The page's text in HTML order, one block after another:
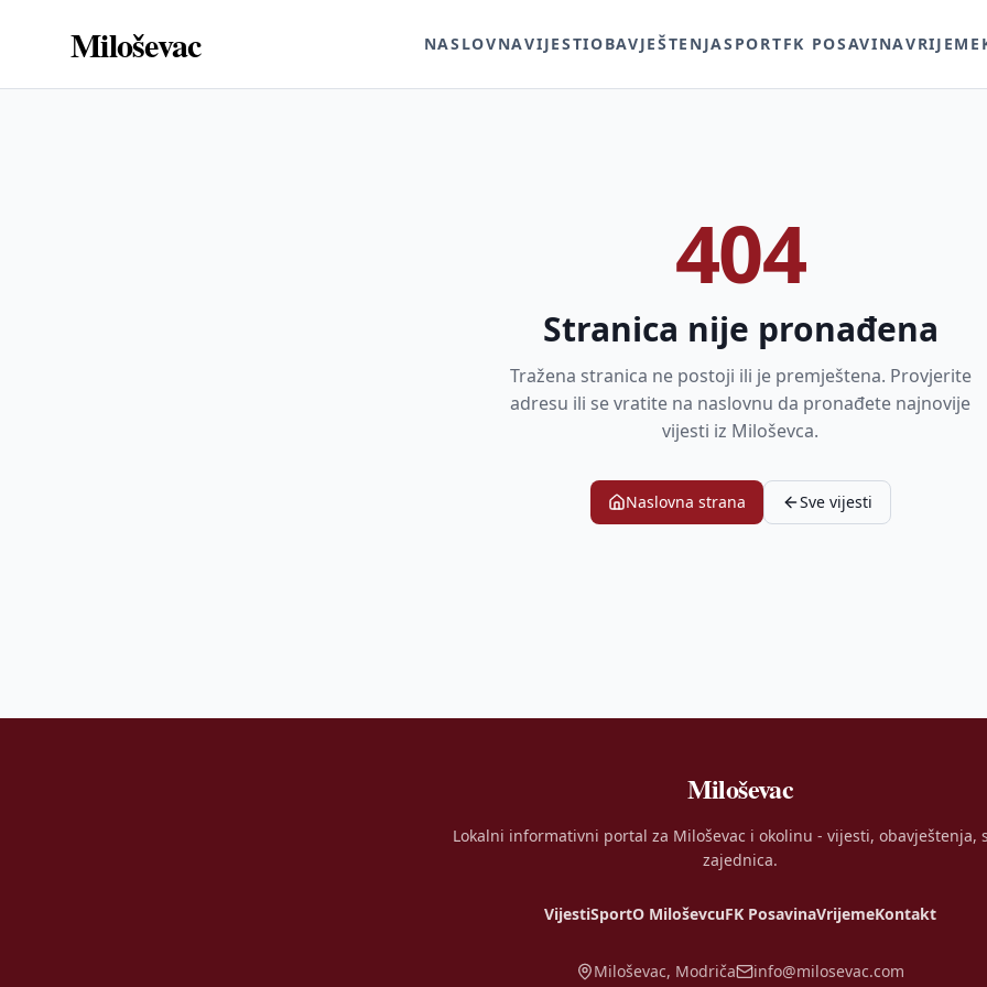
Miloševac NASLOVNAVIJESTIOBAVJEŠTENJASPORTFK POSAVINAVRIJEME
404
Stranica nije pronađena
Tražena stranica ne postoji ili je premještena. Provjerite
adresu ili se vratite na naslovnu da pronađete najnovije
vijesti iz Miloševca.
Naslovna strana Sve vijesti
Miloševac
Lokalni informativni portal za Miloševac i okolinu - vijesti, obavještenja,
zajednica.
VijestiSportO MiloševcuFK PosavinaVrijemeKontakt
Miloševac, Modriča info@milosevac.com